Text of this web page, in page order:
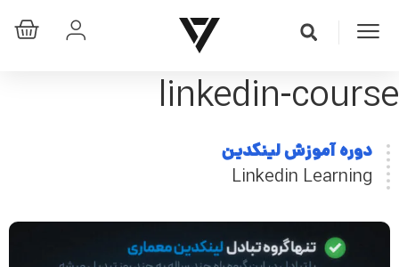
linkedin-course
دوره آموزش لینکدین
Linkedin Learning